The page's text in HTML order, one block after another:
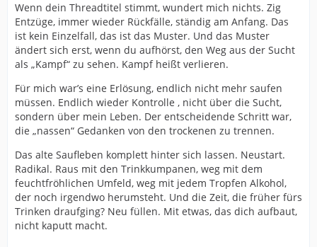
Wenn dein Threadtitel stimmt, wundert mich nichts. Zig
Entzüge, immer wieder Rückfälle, ständig am Anfang. Das
ist kein Einzelfall, das ist das Muster. Und das Muster
ändert sich erst, wenn du aufhörst, den Weg aus der Sucht
als „Kampf“ zu sehen. Kampf heißt verlieren.
Für mich war’s eine Erlösung, endlich nicht mehr saufen
müssen. Endlich wieder Kontrolle , nicht über die Sucht,
sondern über mein Leben. Der entscheidende Schritt war,
die „nassen“ Gedanken von den trockenen zu trennen.
Das alte Saufleben komplett hinter sich lassen. Neustart.
Radikal. Raus mit den Trinkkumpanen, weg mit dem
feuchtfröhlichen Umfeld, weg mit jedem Tropfen Alkohol,
der noch irgendwo herumsteht. Und die Zeit, die früher fürs
Trinken draufging? Neu füllen. Mit etwas, das dich aufbaut,
nicht kaputt macht.